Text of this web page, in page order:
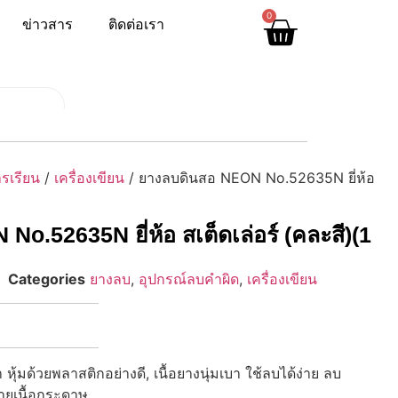
ข่าวสาร ติดต่อเรา
0
เรียน / เครื่องเขียน / ยางลบดินสอ NEON No.52635N ยี่ห้อ
No.52635N ยี่ห้อ สเต็ดเล่อร์ (คละสี)(1
Categories ยางลบ, อุปกรณ์ลบคำผิด, เครื่องเขียน
มด้วยพลาสติกอย่างดี, เนื้อยางนุ่มเบา ใช้ลบได้ง่าย ลบ